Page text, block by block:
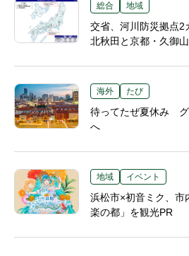
総合 地域
交省、河川防災拠点
北秋田と京都・久御
海外 たび
待ってたぜ夏休み
へ
地域 イベント
浜松市×初音ミク、
楽の都」を観光PR